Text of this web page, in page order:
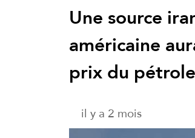
Une source
américaine
prix du
il y a 2 mois